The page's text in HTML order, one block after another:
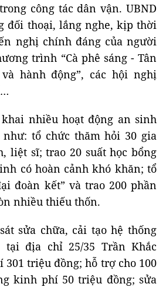
công tác dân vận. UBND
đối thoại, lắng nghe, kịp thời
nghị chính đáng của người
trình “Cà phê sáng - Tân
hành động”, các hội nghị
nhiều hoạt động an sinh
tổ chức thăm hỏi 30 gia
liệt sĩ; trao 20 suất học bổng
có hoàn cảnh khó khăn; tổ
đoàn kết” và trao 200 phần
nhiều thiếu thốn.
sửa chữa, cải tạo hệ thống
tại địa chỉ 25/35 Trần Khắc
triệu đồng; hỗ trợ cho 100
kinh phí 50 triệu đồng; sửa